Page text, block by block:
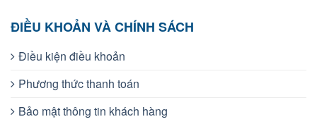
ĐIỀU KHOẢN VÀ CHÍNH SÁCH
Điều kiện điều khoản
Phương thức thanh toán
Bảo mật thông tin khách hàng